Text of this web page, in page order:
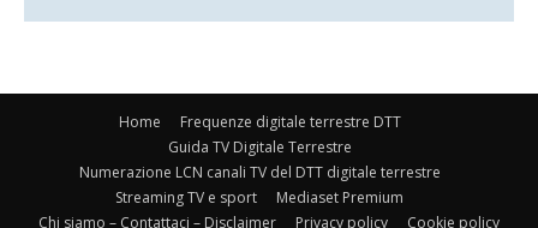
Home
Frequenze digitale terrestre DTT
Guida TV Digitale Terrestre
Numerazione LCN canali TV del DTT digitale terrestre
Streaming TV e sport
Mediaset Premium
Chi siamo – Contattaci – Disclaimer
Privacy policy Cookie policy